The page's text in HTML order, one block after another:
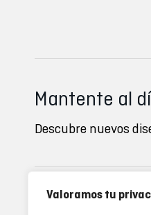
Valoramos tu
Mantente al
Descubre nuevos